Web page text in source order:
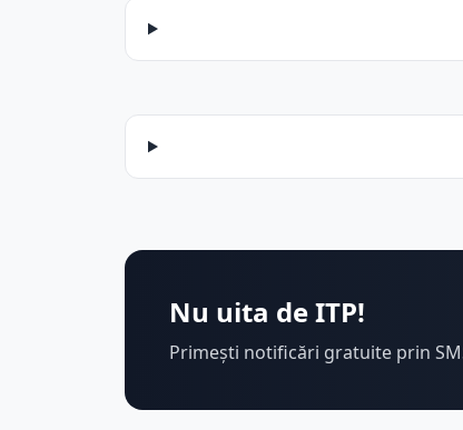
Nu uita de ITP!
Primești notificări gratuite prin